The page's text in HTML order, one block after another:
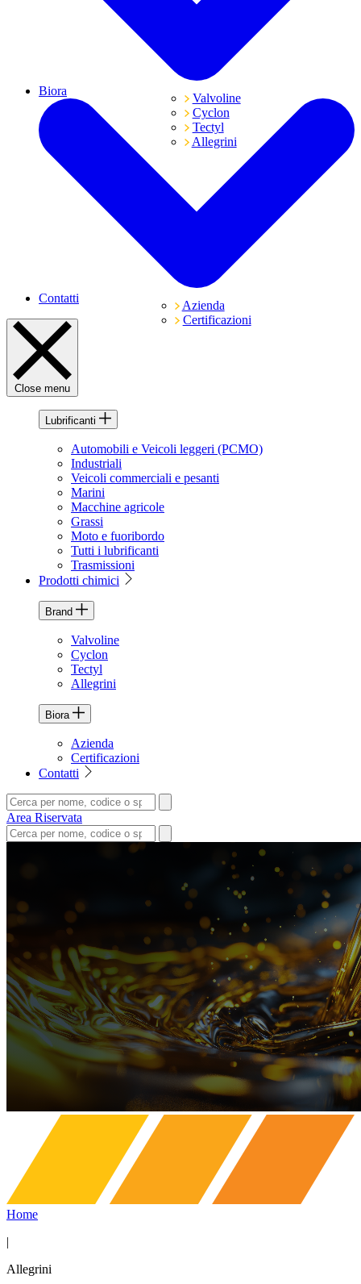
Valvoline
Cyclon
Tectyl
Allegrini
Biora
Azienda
Certificazioni
Contatti
Close menu
Lubrificanti
Automobili e Veicoli leggeri (PCMO)
Industriali
Veicoli commerciali e pesanti
Marini
Macchine agricole
Grassi
Moto e fuoribordo
Tutti i lubrificanti
Trasmissioni
Prodotti chimici
Brand
Valvoline
Cyclon
Tectyl
Allegrini
Biora
Azienda
Certificazioni
Contatti
Area Riservata
Home
|
Allegrini